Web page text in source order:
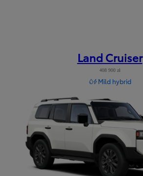
Land Cruiser
408 900 zł
Mild hybrid